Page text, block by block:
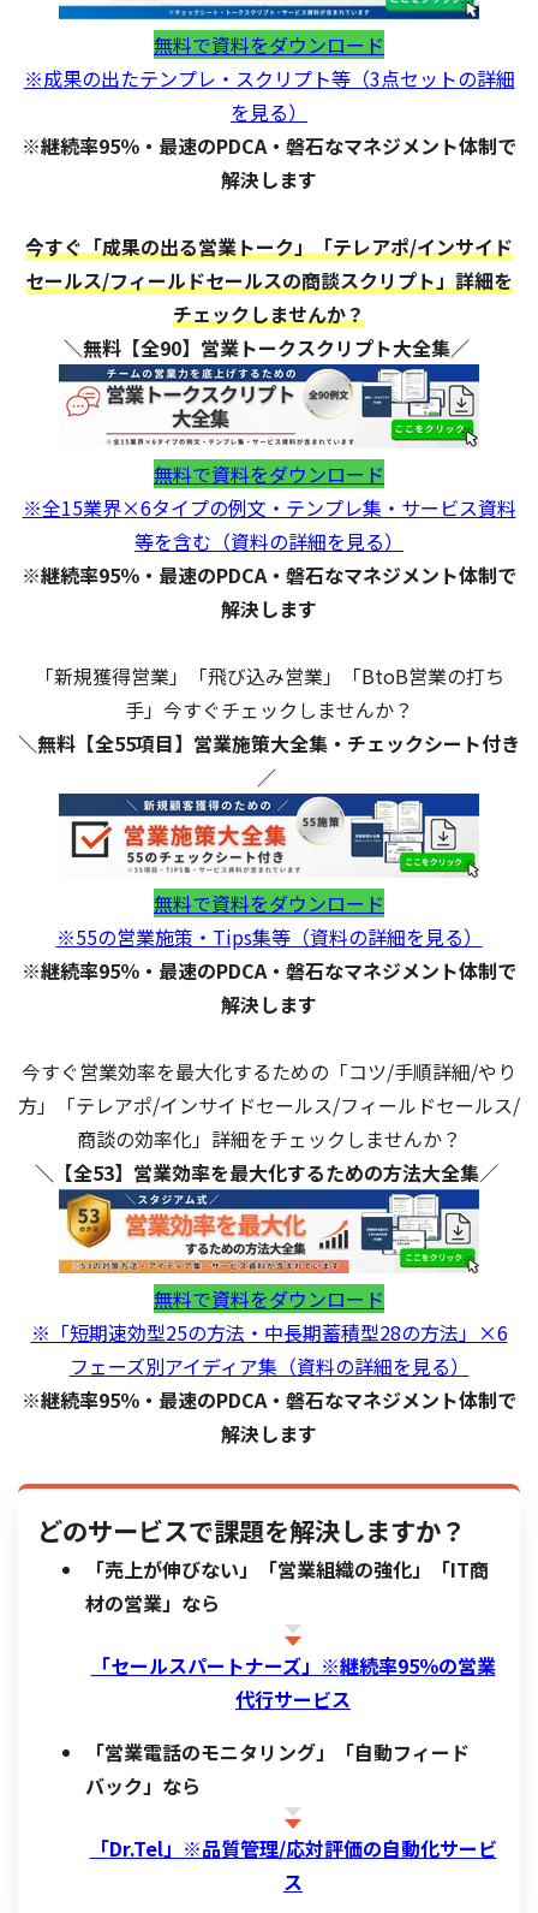
無料で資料をダウンロード
※成果の出たテンプレ・スクリプト等（3点セットの詳細
を見る）
※継続率95％・最速のPDCA・磐石なマネジメント体制で
解決します
今すぐ「成果の出る営業トーク」「テレアポ/インサイド
セールス/フィールドセールスの商談スクリプト」詳細を
チェックしませんか？
＼無料【全90】営業トークスクリプト大全集／
無料で資料をダウンロード
※全15業界×6タイプの例文・テンプレ集・サービス資料
等を含む（資料の詳細を見る）
※継続率95％・最速のPDCA・磐石なマネジメント体制で
解決します
「新規獲得営業」「飛び込み営業」「BtoB営業の打ち
手」今すぐチェックしませんか？
＼無料【全55項目】営業施策大全集・チェックシート付き
／
無料で資料をダウンロード
※55の営業施策・Tips集等（資料の詳細を見る）
※継続率95％・最速のPDCA・磐石なマネジメント体制で
解決します
今すぐ営業効率を最大化するための「コツ/手順詳細/やり
方」「テレアポ/インサイドセールス/フィールドセールス/
商談の効率化」詳細をチェックしませんか？
＼【全53】営業効率を最大化するための方法大全集／
無料で資料をダウンロード
※「短期速効型25の方法・中長期蓄積型28の方法」×6
フェーズ別アイディア集（資料の詳細を見る）
※継続率95％・最速のPDCA・磐石なマネジメント体制で
解決します
どのサービスで課題を解決しますか？
「売上が伸びない」「営業組織の強化」「IT商
材の営業」なら
「セールスパートナーズ」※継続率95％の営業
代行サービス
「営業電話のモニタリング」「自動フィード
バック」なら
「Dr.Tel」※品質管理/応対評価の自動化サービ
ス